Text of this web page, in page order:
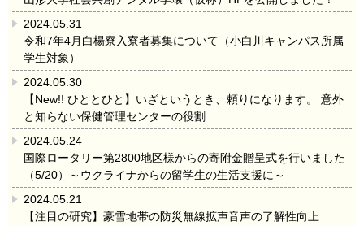
2024.05.31
令和7年4月白楊寮入寮者募集について（小白川キャンパス所属
学生対象）
2024.05.30
【New!! ひととひと】いざというとき、頼りになります。 意外
と知らない保健管理センターの役割
2024.05.24
国際ロータリー第2800地区様からの寄附金贈呈式を行いました
（5/20）～ウクライナからの留学生の生活支援に～
2024.05.21
【注目の研究】豪雪地帯の防災無線拡声音声の了解性向上